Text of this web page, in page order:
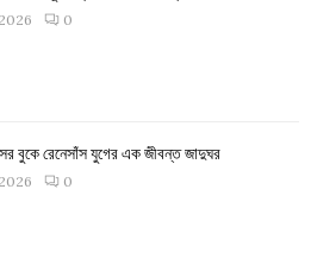
0
বুকে রেনেসাঁস যুগের এক জীবন্ত জাদুঘর
0